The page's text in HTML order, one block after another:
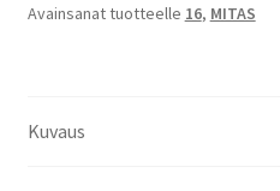
Avainsanat tuotteelle 16, MITAS
Kuvaus